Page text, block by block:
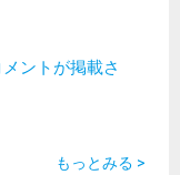
ントが掲載さ
もっとみる >